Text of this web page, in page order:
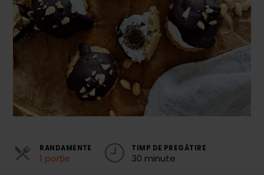
Cheesecake
Cozonaci
Deserturi Sănătoase
Plăcinte, Tarte și Rulade
Prăjituri
Torturi
Dulceață / Gem
RANDAMENTE
1 porție
TIMP DE PREGĂTIRE
30 minute